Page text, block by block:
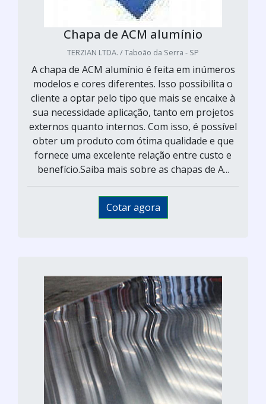
Chapa de ACM alumínio
TERZIAN LTDA. / Taboão da Serra - SP
A chapa de ACM alumínio é feita em inúmeros
modelos e cores diferentes. Isso possibilita o
cliente a optar pelo tipo que mais se encaixe à
sua necessidade aplicação, tanto em projetos
externos quanto internos. Com isso, é possível
obter um produto com ótima qualidade e que
fornece uma excelente relação entre custo e
benefício.Saiba mais sobre as chapas de A...
Cotar agora